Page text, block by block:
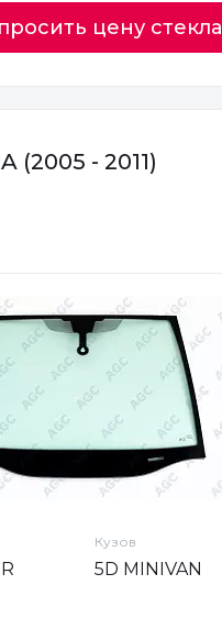
цену стекла
(2005 - 2011)
Кузов
5D MINIVAN